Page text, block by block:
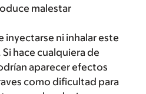
malestar
inyectarse ni inhalar este
hace cualquiera de
aparecer efectos
como dificultad para